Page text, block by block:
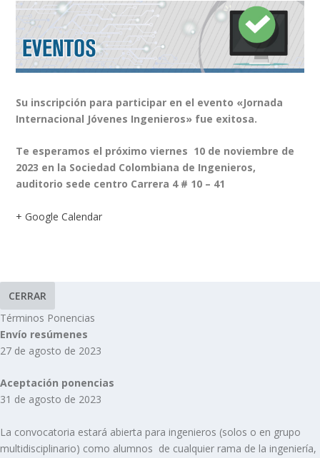
Su inscripción para participar en el evento «Jornada
Internacional Jóvenes Ingenieros» fue exitosa.
Te esperamos el próximo viernes 10 de noviembre de
2023 en la Sociedad Colombiana de Ingenieros,
auditorio sede centro Carrera 4 # 10 – 41
+ Google Calendar
CERRAR
Términos Ponencias
Envío resúmenes
27 de agosto de 2023
Aceptación ponencias
31 de agosto de 2023
La convocatoria estará abierta para ingenieros (solos o en grupo
multidisciplinario) como alumnos de cualquier rama de la ingeniería,